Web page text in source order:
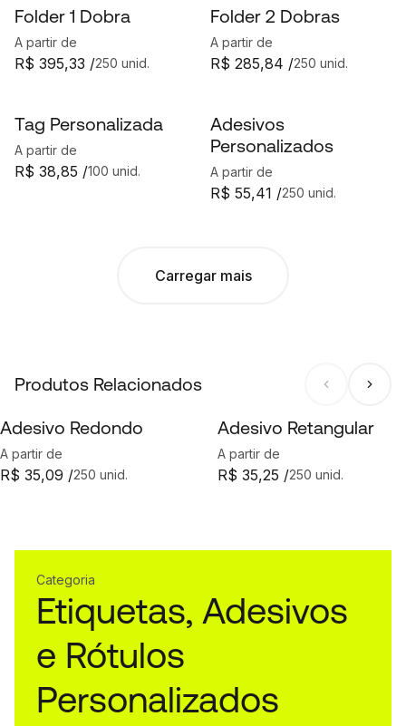
Folder 1 Dobra
A partir de
250 unid.
R$ 395,33 /
Folder 2 Dobras
A partir de
250 unid.
R$ 285,84 /
Tag Personalizada
A partir de
100 unid.
R$ 38,85 /
Adesivos
Personalizados
A partir de
250 unid.
R$ 55,41 /
Carregar mais
Produtos Relacionados
Adesivo Redondo
A partir de
250 unid.
R$ 35,09 /
Adesivo Retangular
A partir de
250 unid.
R$ 35,25 /
Categoria
Etiquetas, Adesivos
e Rótulos
Personalizados